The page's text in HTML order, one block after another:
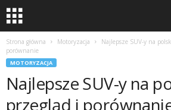
Strona główna Motoryzacja
Najlepsze SUV-y na
porównanie
MOTORYZACJA
Najlepsze SUV-y na
przegląd i